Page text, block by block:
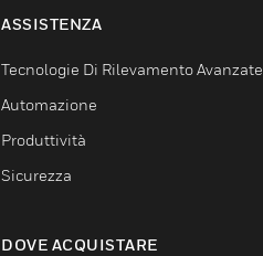
ASSISTENZA
Tecnologie Di Rilevamento Avanzate
Automazione
Produttività
Sicurezza
DOVE ACQUISTARE